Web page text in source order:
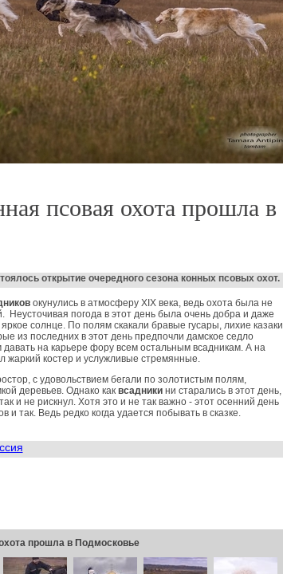
псовая охота прошла в
открытие очередного сезона конных псовых охот.
окунулись в атмосферу XIX века, ведь охота была не
Неусточивая погода в этот день была очень добра и даже
солнце. По полям скакали бравые гусары, лихие казаки
из последних в этот день предпочли дамское седло
на карьере фору всем остальным всадникам. А на
жаркий костер и услужливые стремянные.
с удовольствием бегали по золотистым полям,
деревьев. Однако как всадники ни старались в этот день,
и не рискнул. Хотя это и не так важно - этот осенний день
и так. Ведь редко когда удается побывать в сказке.
прошла в Подмосковье